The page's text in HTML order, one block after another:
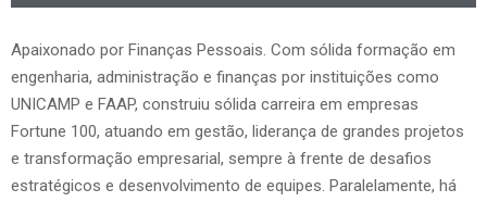
Apaixonado por Finanças Pessoais. Com sólida formação em
engenharia, administração e finanças por instituições como
UNICAMP e FAAP, construiu sólida carreira em empresas
Fortune 100, atuando em gestão, liderança de grandes projetos
e transformação empresarial, sempre à frente de desafios
estratégicos e desenvolvimento de equipes. Paralelamente, há